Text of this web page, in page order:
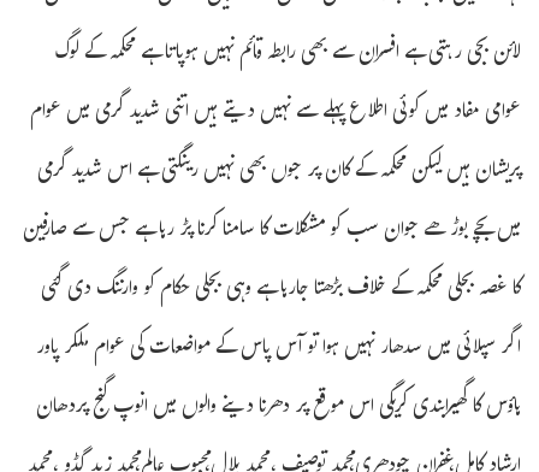
لائن بجی رہتی ہے افسران سے بھی رابطہ قائم نہیں ہوپاتا ہے محکمہ کے لوگ
عوامی مفاد میں کوئی اطلاع پہلے سے نہیں دیتے ہیں اتنی شدید گرمی میں عوام
پریشان ہیں لیکن محکمہ کے کان پر جوں بھی نہیں رینگتی ہے اس شدید گرمی
میں بچے بوڑھے جوان سب کو مشکلات کا سامنا کرنا پڑ رہا ہے جس سے صارفین
کا غصہ بجلی محکمہ کے خلاف بڑھتا جارہا ہے وہی بجلی حکام کو وارننگ دی گئی
اگر سپلائی میں سدھار نہیں ہوا تو آس پاس کے مواضعات کی عوام ملکر پاور
ہاؤس کا گھیرابندی کریگی اس موقع پر دھرنا دینے والوں میں انوپ گنج پردھان